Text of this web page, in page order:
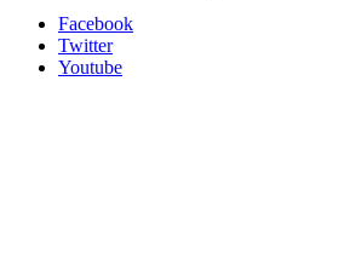
Facebook
Twitter
Youtube